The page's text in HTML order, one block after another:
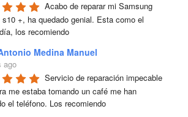
Acabo de reparar mi Samsung
+, ha quedado genial. Esta como el
los recomiendo
Medina Manuel
ago
Servicio de reparación impecable
me estaba tomando un café me han
el teléfono. Los recomiendo